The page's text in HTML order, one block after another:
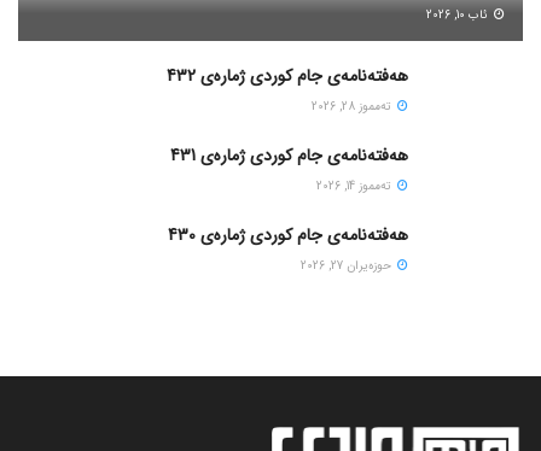
ئاب 10, 2026
هەفتەنامەی جام کوردی ژمارەی 432
ته‌مموز 28, 2026
هەفتەنامەی جام کوردی ژمارەی 431
ته‌مموز 14, 2026
هەفتەنامەی جام کوردی ژمارەی 430
حوزه‌یران 27, 2026